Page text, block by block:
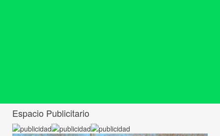
Espacio Publicitario